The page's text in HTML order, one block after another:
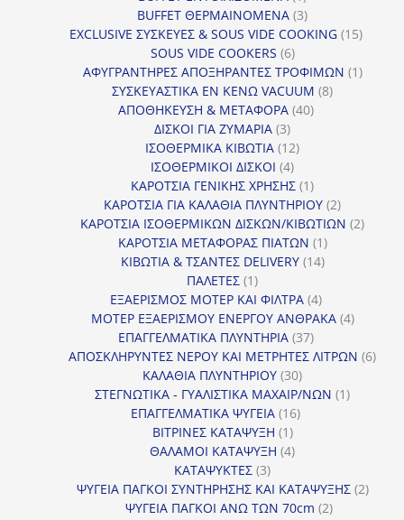
προϊόν
BUFFET ΘΕΡΜΑΙΝΟΜΕΝΑ 33
προϊόντα
EXCLUSIVE ΣΥΣΚΕΥΕΣ & SOUS VIDE COOKING 1515
SOUS VIDE COOKERS 66
προϊόντα
ΑΦΥΓΡΑΝΤΗΡΕΣ ΑΠΟΞΗΡΑΝΤΕΣ ΤΡΟΦΙΜΩΝ 11
ΣΥΣΚΕΥΑΣΤΙΚΑ ΕΝ ΚΕΝΩ VACUUM 88
ΑΠΟΘΗΚΕΥΣΗ & ΜΕΤΑΦΟΡΑ 4040
ΔΙΣΚΟΙ ΓΙΑ ΖΥΜΑΡΙΑ 33
προϊόντα
ΙΣΟΘΕΡΜΙΚΑ ΚΙΒΩΤΙΑ 1212
ΙΣΟΘΕΡΜΙΚΟΙ ΔΙΣΚΟΙ 44
προϊόντα
ΚΑΡΟΤΣΙΑ ΓΕΝΙΚΗΣ ΧΡΗΣΗΣ 11
προϊόν
ΚΑΡΟΤΣΙΑ ΓΙΑ ΚΑΛΑΘΙΑ ΠΛΥΝΤΗΡΙΟΥ 22
προϊόντα
ΚΑΡΟΤΣΙΑ ΙΣΟΘΕΡΜΙΚΩΝ ΔΙΣΚΩΝ/ΚΙΒΩΤΙΩΝ 22
ΚΑΡΟΤΣΙΑ ΜΕΤΑΦΟΡΑΣ ΠΙΑΤΩΝ 11
προϊόν
ΚΙΒΩΤΙΑ & ΤΣΑΝΤΕΣ DELIVERY 1414
ΠΑΛΕΤΕΣ 11
προϊόν
ΕΞΑΕΡΙΣΜΟΣ ΜΟΤΕΡ ΚΑΙ ΦΙΛΤΡΑ 44
προϊόντα
ΜΟΤΕΡ ΕΞΑΕΡΙΣΜΟΥ ΕΝΕΡΓΟΥ ΑΝΘΡΑΚΑ 44
ΕΠΑΓΓΕΛΜΑΤΙΚΑ ΠΛΥΝΤΗΡΙΑ 3737
προϊόντα
ΑΠΟΣΚΛΗΡΥΝΤΕΣ ΝΕΡΟΥ ΚΑΙ ΜΕΤΡΗΤΕΣ ΛΙΤΡΩΝ 66
ΚΑΛΑΘΙΑ ΠΛΥΝΤΗΡΙΟΥ 3030
προϊόντα
ΣΤΕΓΝΩΤΙΚΑ - ΓΥΑΛΙΣΤΙΚΑ ΜΑΧΑΙΡ/ΝΩΝ 11
ΕΠΑΓΓΕΛΜΑΤΙΚΑ ΨΥΓΕΙΑ 1616
ΒΙΤΡΙΝΕΣ ΚΑΤΑΨΥΞΗ 11
προϊόν
ΘΑΛΑΜΟΙ ΚΑΤΑΨΥΞΗ 44
ΚΑΤΑΨΥΚΤΕΣ 33
προϊόντα
ΨΥΓΕΙΑ ΠΑΓΚΟΙ ΣΥΝΤΗΡΗΣΗΣ ΚΑΙ ΚΑΤΑΨΥΞΗΣ 22
ΨΥΓΕΙΑ ΠΑΓΚΟΙ ΑΝΩ ΤΩΝ 70cm 22